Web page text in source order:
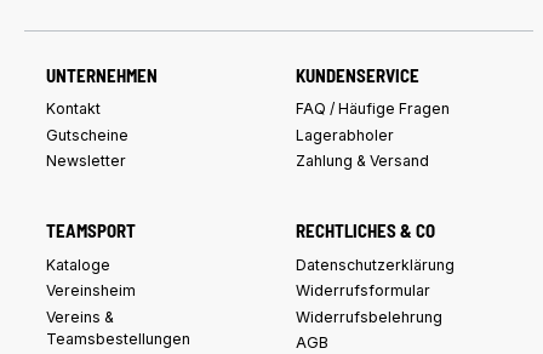
UNTERNEHMEN
Kontakt
Gutscheine
Newsletter
KUNDENSERVICE
FAQ / Häufige Fragen
Lagerabholer
Zahlung & Versand
TEAMSPORT
Kataloge
Vereinsheim
Vereins &
Teamsbestellungen
RECHTLICHES & CO
Datenschutzerklärung
Widerrufsformular
Widerrufsbelehrung
AGB